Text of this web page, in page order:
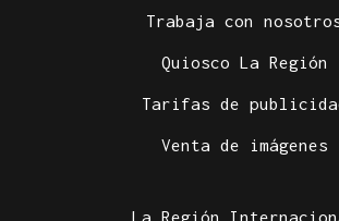
Trabaja con
Quiosco La Región
Tarifas de
Venta de imágenes
La Región